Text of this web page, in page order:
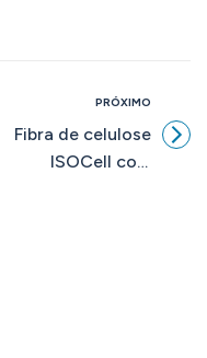
PRÓXIMO
Fibra de celulose
ISOCell com